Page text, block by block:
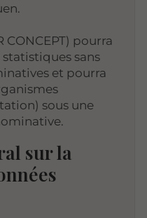
CONCEPT) pourra
statistiques sans
et pourra
sous une
sur la